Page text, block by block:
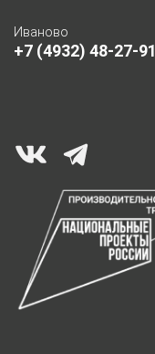
Иваново
+7 (4932) 48-27-91